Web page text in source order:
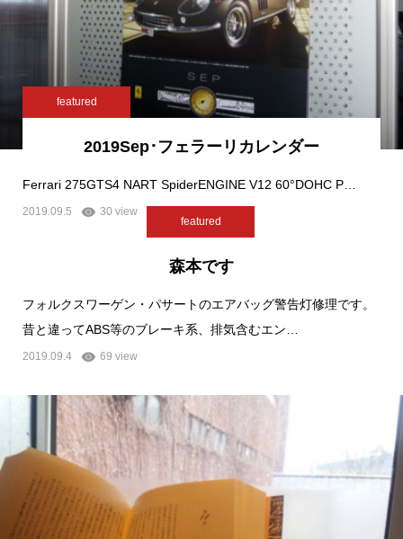
featured
2019Sep･フェラーリカレンダー
Ferrari 275GTS4 NART SpiderENGINE V12 60°DOHC P…
2019.09.5 30 view
featured
森本です
フォルクスワーゲン・パサートのエアバッグ警告灯修理です。
昔と違ってABS等のブレーキ系、排気含むエン…
2019.09.4 69 view